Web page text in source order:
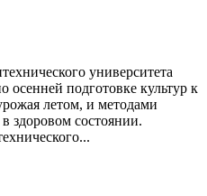
университета
осенней подготовке культур к
летом, и методами
здоровом состоянии.